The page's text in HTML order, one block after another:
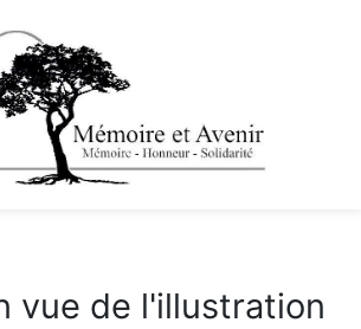
vue de l'illustration